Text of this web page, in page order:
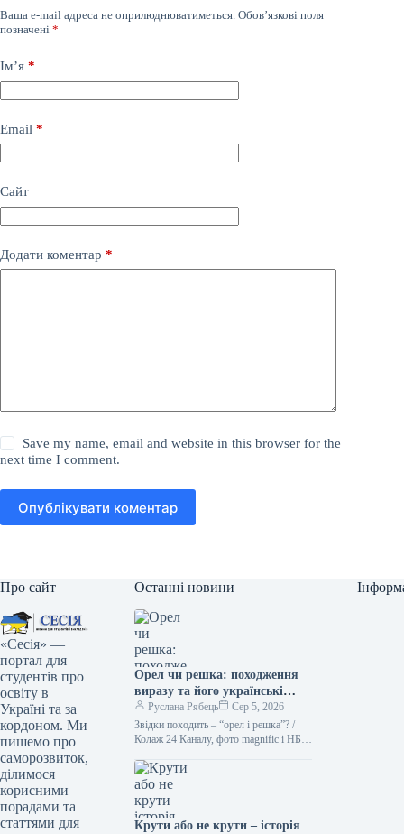
Ваша e-mail адреса не оприлюднюватиметься. Обов’язкові поля
позначені *
Ім’я *
Email *
Сайт
Додати коментар *
Save my name, email and website in this browser for the
next time I comment.
Опублікувати коментар
Про сайт
«Сесія» —
портал для
студентів про
освіту в
Україні та за
кордоном. Ми
пишемо про
саморозвиток,
ділимося
корисними
порадами та
статтями для
Останні новини
Орел чи решка: походження
виразу та його українські
синоніми Походження вислову
“орел чи решка” тісно
пов’язане з давньою
для прийняття рішення. На
одній стороні монети, як
правило, зображували орла, а
на іншій – герб держави або
Руслана Рябець
Сер 5, 2026
Звідки походить – “орел і решка”? /
Колаж 24 Каналу, фото magnific і НБУ
зробити…
Крути або не крути – історія